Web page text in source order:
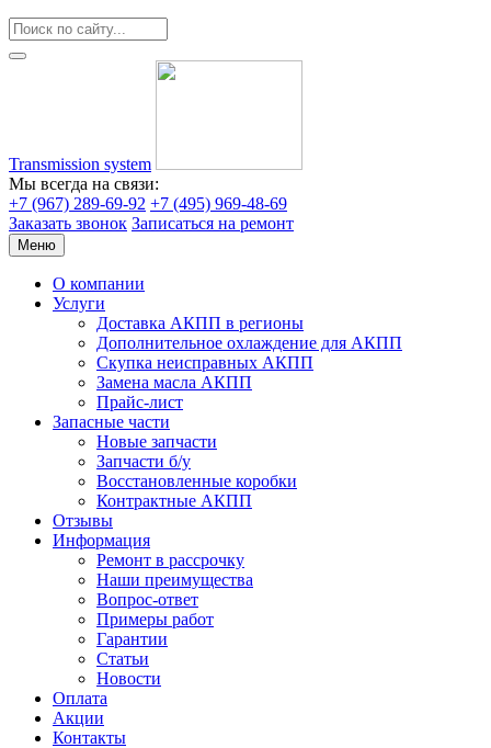
Transmission system
Мы всегда на связи:
+7 (967) 289-69-92 +7 (495) 969-48-69
Заказать звонок Записаться на ремонт
Меню
О компании
Услуги
Доставка АКПП в регионы
Дополнительное охлаждение для АКПП
Скупка неисправных АКПП
Замена масла АКПП
Прайс-лист
Запасные части
Новые запчасти
Запчасти б/у
Восстановленные коробки
Контрактные АКПП
Отзывы
Информация
Ремонт в рассрочку
Наши преимущества
Вопрос-ответ
Примеры работ
Гарантии
Статьи
Новости
Оплата
Акции
Контакты